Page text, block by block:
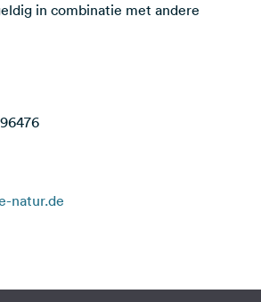
in combinatie met andere
natur.de